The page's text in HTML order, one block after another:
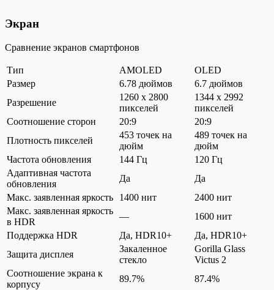
Экран
Сравнение экранов смартфонов
Тип AMOLED
OLED
Размер
6.78 дюймов
6.7 дюймов
Разрешение
1260 x 2800
пикселей
1344 x 2992
пикселей
Соотношение сторон
20:9
20:9
Плотность пикселей
453 точек на
дюйм
489 точек на
дюйм
Частота обновления
144 Гц
120 Гц
Адаптивная частота
обновления
Да
Да
Макс. заявленная яркость
1400 нит
2400 нит
Макс. заявленная яркость
в HDR
—
1600 нит
Поддержка HDR
Да, HDR10+
Да, HDR10+
Защита дисплея
Закаленное
стекло
Gorilla Glass
Victus 2
Соотношение экрана к
корпусу
89.7% 87.4%